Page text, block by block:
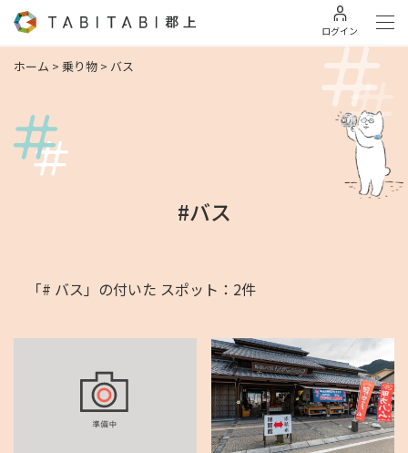
ログイン
ホーム > 乗り物 > バス
#バス
「# バス」の付いた スポット：2件